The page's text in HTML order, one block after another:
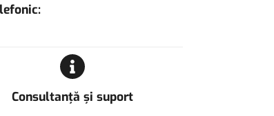
Consultanță și suport